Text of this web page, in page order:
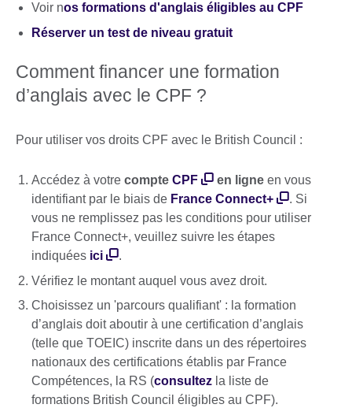
Voir nos formations d'anglais éligibles au CPF
Réserver un test de niveau gratuit
Comment financer une formation
d’anglais avec le CPF ?
Pour utiliser vos droits CPF avec le British Council :
Accédez à votre compte CPF en ligne en vous
identifiant par le biais de France Connect+
. Si
vous ne remplissez pas les conditions pour utiliser
France Connect+, veuillez suivre les étapes
indiquées ici
.
Vérifiez le montant auquel vous avez droit.
Choisissez un 'parcours qualifiant' : la formation
d’anglais doit aboutir à une certification d’anglais
(telle que TOEIC) inscrite dans un des répertoires
nationaux des certifications établis par France
Compétences, la RS (consultez la liste de
formations British Council éligibles au CPF).